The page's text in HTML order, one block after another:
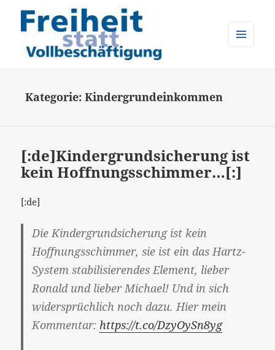
Kategorie:Kindergrundeinkommen
[:de]Kindergrundsicherung ist
kein Hoffnungsschimmer…[:]
[:de]
Die Kindergrundsicherung ist kein
Hoffnungsschimmer, sie ist ein das Hartz-
System stabilisierendes Element, lieber
Ronald und lieber Michael! Und in sich
widersprüchlich noch dazu. Hier mein
Kommentar: https://t.co/DzyOySn8yg